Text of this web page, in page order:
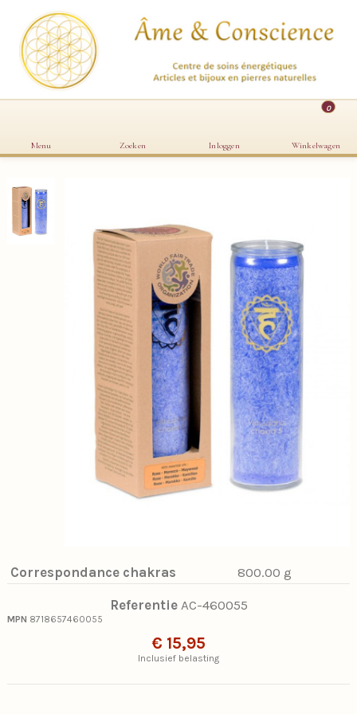
Menu Zoeken Inloggen
0
Winkelwagen
Correspondance chakras 800.00 g
Referentie AC-460055
MPN 8718657460055
€ 15,95
Inclusief belasting